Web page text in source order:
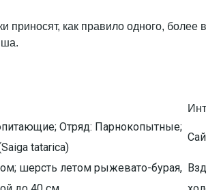
как правило одного,
Отряд: Парнокопытные;
tatarica)
шерсть летом рыжевато-бурая,